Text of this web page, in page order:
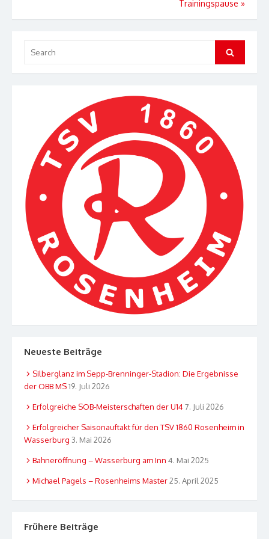
Trainingspause »
for:
Search
Neueste Beiträge
Silberglanz im Sepp-Brenninger-Stadion: Die Ergebnisse
der OBB MS19. Juli 2026
Erfolgreiche SOB-Meisterschaften der U14 7. Juli 2026
Erfolgreicher Saisonauftakt für den TSV 1860 Rosenheim in
Wasserburg 3. Mai 2026
Bahneröffnung – Wasserburg am Inn 4. Mai 2025
Michael Pagels – Rosenheims Master25. April 2025
Frühere Beiträge